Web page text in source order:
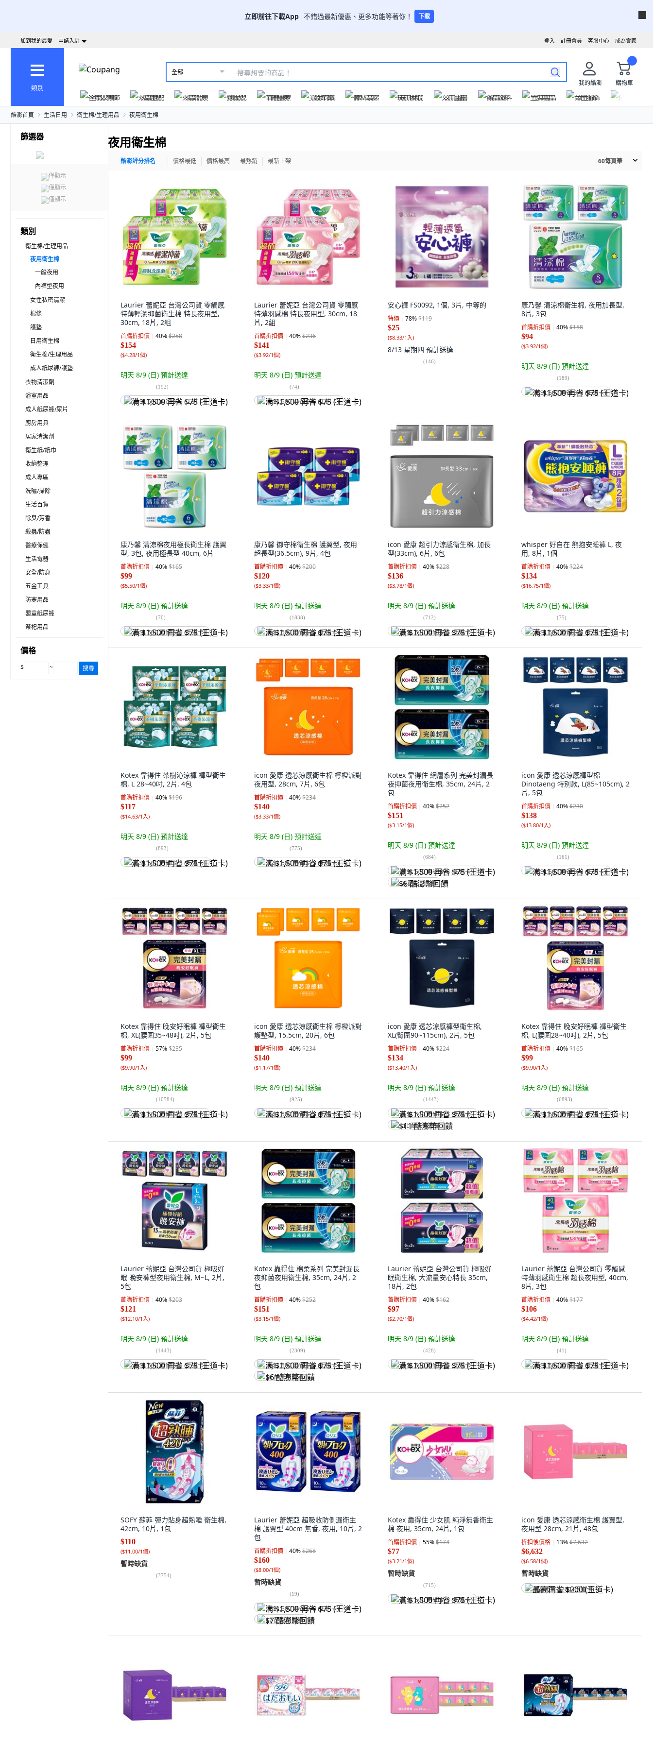
立即前往下載App 不錯過最新優惠、更多功能等著你！ 下載
成為賣家
客服中心
註冊會員
登入
加到我的最愛 申請入駐
類別
全部
我的酷澎
購物車
爸氣父親節
火箭速配 火箭跨境 嬰幼兒 保健醫療 美妝保養 個人清潔 玩具休閒 文具圖書 食品飲料 生活用品 女性服飾
酷澎首頁 生活日用 衛生棉/生理用品 夜用衛生棉
篩選器
僅顯示
僅顯示
僅顯示
類別
衛生棉/生理用品
夜用衛生棉
一般夜用
內褲型夜用
女性私密清潔
棉條
護墊
日用衛生棉
衛生棉/生理用品
成人紙尿褲/護墊
衣物清潔劑
浴室用品
成人紙尿褲/尿片
廚房用具
居家清潔劑
衛生紙/紙巾
收納整理
成人專區
洗曬/掃除
生活百貨
除臭/芳香
殺蟲/防蟲
醫療保健
生活電器
安全/防身
五金工具
防寒用品
嬰童紙尿褲
祭祀用品
價格
$ ~ 搜尋
夜用衛生棉
酷澎評分排名 價格最低 價格最高 最熱銷 最新上架 60每頁筆
Laurier 蕾妮亞 台灣公司貨 零觸感
特薄輕潔抑菌衛生棉 特長夜用型,
30cm, 18片, 2組
首購折扣價 40%$258
$154
($4.28/1個)
明天 8/9 (日) 預計送達
(192)
满 $1,500 再省 $75 (王道卡)
Laurier 蕾妮亞 台灣公司貨 零觸感
特薄羽感棉 特長夜用型, 30cm, 18
片, 2組
首購折扣價 40%$236
$141
($3.92/1個)
明天 8/9 (日) 預計送達
(74)
满 $1,500 再省 $75 (王道卡)
安心褲 FS0092, 1個, 3片, 中等的
特價 78%$119
$25
($8.33/1入)
8/13 星期四 預計送達
(146)
康乃馨 清涼棉衛生棉, 夜用加長型,
8片, 3包
首購折扣價 40%$158
$94
($3.92/1個)
明天 8/9 (日) 預計送達
(189)
满 $1,500 再省 $75 (王道卡)
康乃馨 清涼棉夜用極長衛生棉 護翼
型, 3包, 夜用極長型 40cm, 6片
首購折扣價 40%$165
$99
($5.50/1個)
明天 8/9 (日) 預計送達
(70)
满 $1,500 再省 $75 (王道卡)
康乃馨 御守棉衛生棉 護翼型, 夜用
超長型(36.5cm), 9片, 4包
首購折扣價 40%$200
$120
($3.33/1個)
明天 8/9 (日) 預計送達
(1838)
满 $1,500 再省 $75 (王道卡)
icon 愛康 超引力涼感衛生棉, 加長
型(33cm), 6片, 6包
首購折扣價 40%$228
$136
($3.78/1個)
明天 8/9 (日) 預計送達
(712)
满 $1,500 再省 $75 (王道卡)
whisper 好自在 熊抱安睡褲 L, 夜
用, 8片, 1個
首購折扣價 40%$224
$134
($16.75/1個)
明天 8/9 (日) 預計送達
(75)
满 $1,500 再省 $75 (王道卡)
Kotex 靠得住 茶樹沁涼褲 褲型衛生
棉, L 28~40吋, 2片, 4包
首購折扣價 40%$196
$117
($14.63/1入)
明天 8/9 (日) 預計送達
(893)
满 $1,500 再省 $75 (王道卡)
icon 愛康 透芯涼感衛生棉 檸橙派對
夜用型, 28cm, 7片, 6包
首購折扣價 40%$234
$140
($3.33/1個)
明天 8/9 (日) 預計送達
(775)
满 $1,500 再省 $75 (王道卡)
Kotex 靠得住 網層系列 完美封漏長
夜抑菌夜用衛生棉, 35cm, 24片, 2
包
首購折扣價 40%$252
$151
($3.15/1個)
明天 8/9 (日) 預計送達
(684)
满 $1,500 再省 $75 (王道卡)
$6 酷澎幣回饋
icon 愛康 透芯涼感褲型棉
Dinotaeng 特別款, L(85~105cm), 2
片, 5包
首購折扣價 40%$230
$138
($13.80/1入)
明天 8/9 (日) 預計送達
(161)
满 $1,500 再省 $75 (王道卡)
Kotex 靠得住 晚安好眠褲 褲型衛生
棉, XL(腰圍35~48吋), 2片, 5包
首購折扣價 57%$235
$99
($9.90/1入)
明天 8/9 (日) 預計送達
(10584)
满 $1,500 再省 $75 (王道卡)
icon 愛康 透芯涼感衛生棉 檸橙派對
護墊型, 15.5cm, 20片, 6包
首購折扣價 40%$234
$140
($1.17/1個)
明天 8/9 (日) 預計送達
(925)
满 $1,500 再省 $75 (王道卡)
icon 愛康 透芯涼感褲型衛生棉,
XL(臀圍90~115cm), 2片, 5包
首購折扣價 40%$224
$134
($13.40/1入)
明天 8/9 (日) 預計送達
(1443)
满 $1,500 再省 $75 (王道卡)
$11 酷澎幣回饋
Kotex 靠得住 晚安好眠褲 褲型衛生
棉, L(腰圍28~40吋), 2片, 5包
首購折扣價 40%$165
$99
($9.90/1入)
明天 8/9 (日) 預計送達
(6893)
满 $1,500 再省 $75 (王道卡)
Laurier 蕾妮亞 台灣公司貨 極吸好
眠 晚安褲型夜用衛生棉, M~L, 2片,
5包
首購折扣價 40%$203
$121
($12.10/1入)
明天 8/9 (日) 預計送達
(1443)
满 $1,500 再省 $75 (王道卡)
Kotex 靠得住 棉柔系列 完美封漏長
夜抑菌夜用衛生棉, 35cm, 24片, 2
包
首購折扣價 40%$252
$151
($3.15/1個)
明天 8/9 (日) 預計送達
(2309)
满 $1,500 再省 $75 (王道卡)
$6 酷澎幣回饋
Laurier 蕾妮亞 台灣公司貨 極吸好
眠衛生棉, 大流量安心特長 35cm,
18片, 2包
首購折扣價 40%$162
$97
($2.70/1個)
明天 8/9 (日) 預計送達
(428)
满 $1,500 再省 $75 (王道卡)
Laurier 蕾妮亞 台灣公司貨 零觸感
特薄羽感衛生棉 超長夜用型, 40cm,
8片, 3包
首購折扣價 40%$177
$106
($4.42/1個)
明天 8/9 (日) 預計送達
(41)
满 $1,500 再省 $75 (王道卡)
SOFY 蘇菲 彈力貼身超熟睡 衛生棉,
42cm, 10片, 1包
$110
($11.00/1個)
暫時缺貨
(3754)
Laurier 蕾妮亞 超吸收防側漏衛生
棉 護翼型 40cm 無香, 夜用, 10片, 2
包
首購折扣價 40%$268
$160
($8.00/1個)
暫時缺貨
(19)
满 $1,500 再省 $75 (王道卡)
$7 酷澎幣回饋
Kotex 靠得住 少女肌 純淨無香衛生
棉 夜用, 35cm, 24片, 1包
首購折扣價 55%$174
$77
($3.21/1個)
暫時缺貨
(715)
满 $1,500 再省 $75 (王道卡)
icon 愛康 透芯涼感衛生棉 護翼型,
夜用型 28cm, 21片, 48包
折扣後價格 13%$7,632
$6,632
($6.58/1個)
暫時缺貨
最高再省 $200 (王道卡)